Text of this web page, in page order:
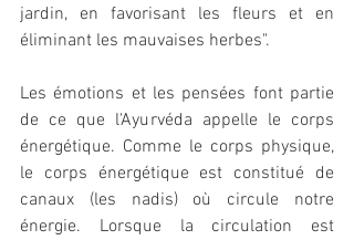
jardin, en favorisant les fleurs et en
éliminant les mauvaises herbes".
Les émotions et les pensées font partie
de ce que l'Ayurvéda appelle le corps
énergétique. Comme le corps physique,
le corps énergétique est constitué de
canaux (les nadis) où circule notre
énergie. Lorsque la circulation est